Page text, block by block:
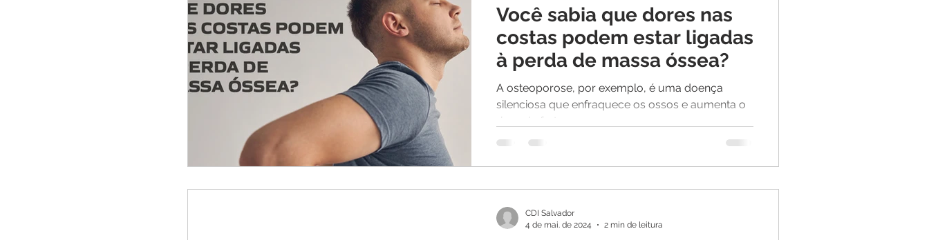
Você sabia que dores nas
costas podem estar ligadas
à perda de massa óssea?
A osteoporose, por exemplo, é uma doença
silenciosa que enfraquece os ossos e aumenta o
risco de fraturas
CDI Salvador
4 de mai. de 2024
2 min de leitura